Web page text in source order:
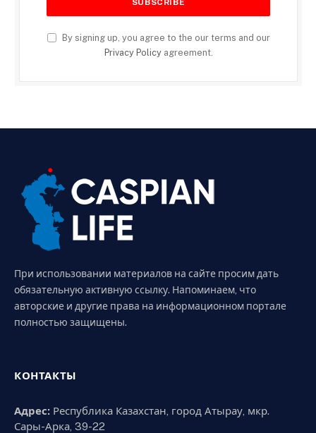
By signing up, you agree to the our terms and our
Privacy Policyagreement.
При использовании материалов на сайте просим дать
обязательную активную ссылку. Напоминаем, что
авторские и другие права на информационном портале
полностью защищены.
КОНТАКТЫ
Адрес: Республика Казахстан, город Атырау, мкр.
Сары-Арка, 39-22